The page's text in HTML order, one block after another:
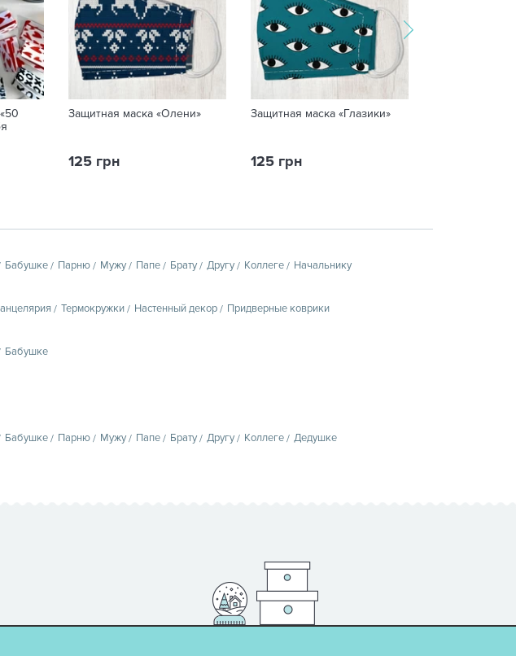
Защитная маска «Олени»
125 грн
Защитная маска «Глазики»
125 грн
Бабушке Парню Мужу Папе Брату Другу Коллеге Начальнику
Термокружки Настенный декор Придверные коврики
Бабушке
Бабушке Парню Мужу Папе Брату Другу Коллеге Дедушке